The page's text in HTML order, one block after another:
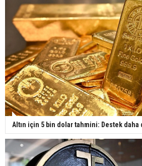
Altın için 5 bin dolar tahmini: Destek daha